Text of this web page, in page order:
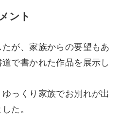
ント
が、家族からの要望もあ
で書かれた作品を展示し
っくり家族でお別れが出
た。